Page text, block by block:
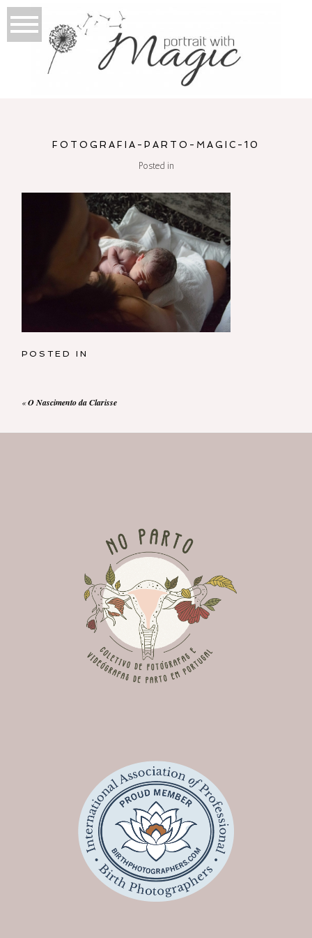
FOTOGRAFIA-PARTO-MAGIC-10
Posted in
POSTED IN
«O Nascimento da Clarisse